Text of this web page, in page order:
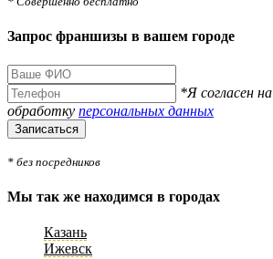
Запрос франшизы в вашем городе
*Я согласен на
обработку персональных данных
Записаться
* без посредников
Мы так же находимся в городах
Казань
Ижевск